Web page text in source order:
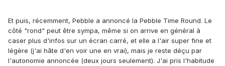
Et puis, récemment, Pebble a annoncé la Pebble Time Round. Le
côté "rond" peut être sympa, même si on arrive en général à
caser plus d'infos sur un écran carré, et elle a l'air super fine et
légère (j'ai hâte d'en voir une en vrai), mais je reste déçu par
l'autonomie annoncée (deux jours seulement). J'ai pris l'habitude